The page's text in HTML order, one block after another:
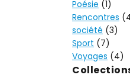
Poésie (1)
Rencontres
société (3)
Sport (7)
Voyages (4)